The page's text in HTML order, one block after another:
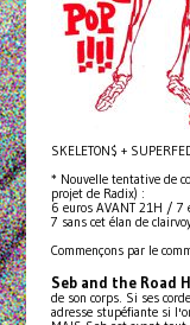
SKELETON$ +
* Nouvelle tentative de
projet de Radix) :
6 euros AVANT 21H / 7
7 sans cet élan de
Commençons par le
Seb and the Road
de son corps. Si ses
adresse stupéfiante si